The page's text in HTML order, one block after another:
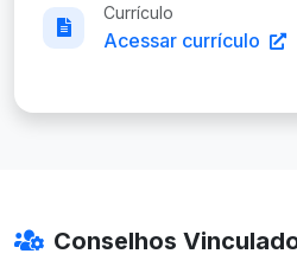
Currículo
Acessar currículo
Conselhos